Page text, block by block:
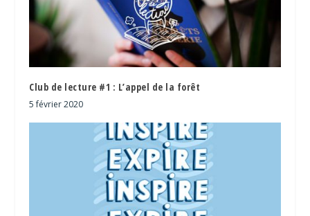
Club de lecture #1 : L’appel de la forêt
5 février 2020